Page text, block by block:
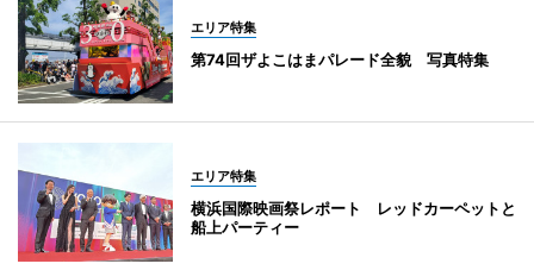
エリア特集
第74回ザよこはまパレード全貌 写真特集
エリア特集
横浜国際映画祭レポート レッドカーペットと
船上パーティー